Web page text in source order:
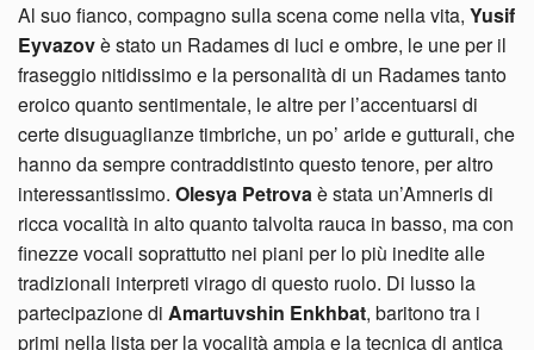
Al suo fianco, compagno sulla scena come nella vita, Yusif
Eyvazovè stato un Radames di luci e ombre, le une per il
fraseggio nitidissimo e la personalità di un Radames tanto
eroico quanto sentimentale, le altre per l’accentuarsi di
certe disuguaglianze timbriche, un po’ aride e gutturali, che
hanno da sempre contraddistinto questo tenore, per altro
interessantissimo. Olesya Petrovaè stata un’Amneris di
ricca vocalità in alto quanto talvolta rauca in basso, ma con
finezze vocali soprattutto nei piani per lo più inedite alle
tradizionali interpreti virago di questo ruolo. Di lusso la
partecipazione di Amartuvshin Enkhbat, baritono tra i
primi nella lista per la vocalità ampia e la tecnica di antica